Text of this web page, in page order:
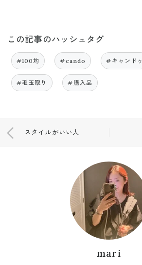
この記事のハッシュタグ
#100均 #cando #キャンドゥ
#毛玉取り #購入品
スタイルがいい人
mari